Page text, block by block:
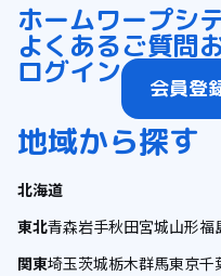
ホームワープシ
よくあるご質問
ログイン 会員登
地域から探す
北海道
東北青森岩手秋田宮城山形福
関東埼玉茨城栃木群馬東京千